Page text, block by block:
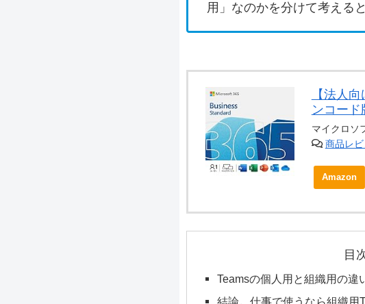
用」なのかを分けて考える
【法人
ンコー
マイクロソ
商品レ
Amazon
目
Teamsの個人用と組織用の違
結論。仕事で使うなら組織用